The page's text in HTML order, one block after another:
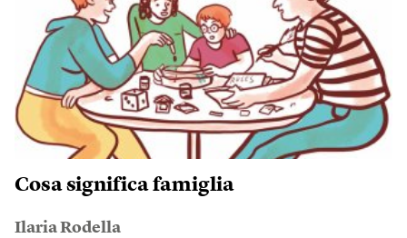
Cosa significa famiglia
Ilaria Rodella